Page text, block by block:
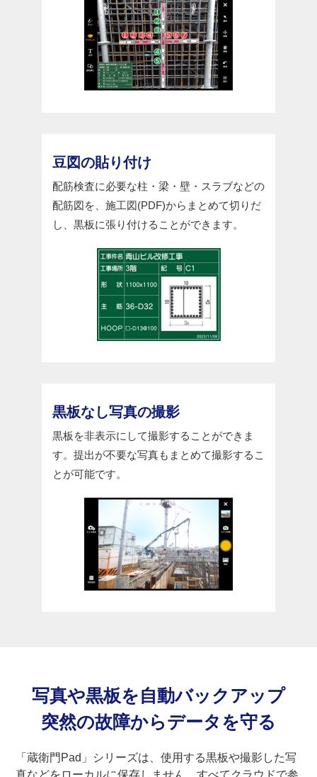
豆図の貼り付け
配筋検査に必要な柱・梁・壁・スラブなどの
配筋図を、施工図(PDF)からまとめて切りだ
し、黒板に張り付けることができます。
黒板なし写真の撮影
黒板を非表示にして撮影することができま
す。提出が不要な写真もまとめて撮影するこ
とが可能です。
写真や黒板を自動バックアップ
突然の故障からデータを守る
「蔵衛門Pad」シリーズは、使用する黒板や撮影した写
真などをローカルに保存しません。すべてクラウドで参